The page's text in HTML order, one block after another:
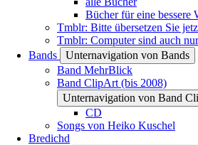
Bücher für eine bessere
Tmblr: Bitte übersetzen Sie
Tmblr: Computer sind auch
Bands
Unternavigation von Bands
Band MehrBlick
Band ClipArt (bis 2008)
Unternavigation von Band
CD
Songs von Heiko Kuschel
Bredichd